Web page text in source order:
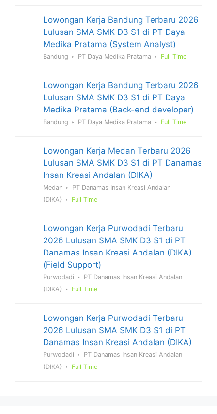
Lowongan Kerja Bandung Terbaru 2026
Lulusan SMA SMK D3 S1 di PT Daya
Medika Pratama (System Analyst)
Bandung PT Daya Medika Pratama Full Time
Lowongan Kerja Bandung Terbaru 2026
Lulusan SMA SMK D3 S1 di PT Daya
Medika Pratama (Back-end developer)
Bandung PT Daya Medika Pratama Full Time
Lowongan Kerja Medan Terbaru 2026
Lulusan SMA SMK D3 S1 di PT Danamas
Insan Kreasi Andalan (DIKA)
Medan
PT Danamas Insan Kreasi Andalan
(DIKA)
Full Time
Lowongan Kerja Purwodadi Terbaru
2026 Lulusan SMA SMK D3 S1 di PT
Danamas Insan Kreasi Andalan (DIKA)
(Field Support)
Purwodadi
PT Danamas Insan Kreasi Andalan
(DIKA)
Full Time
Lowongan Kerja Purwodadi Terbaru
2026 Lulusan SMA SMK D3 S1 di PT
Danamas Insan Kreasi Andalan (DIKA)
Purwodadi
PT Danamas Insan Kreasi Andalan
(DIKA)
Full Time